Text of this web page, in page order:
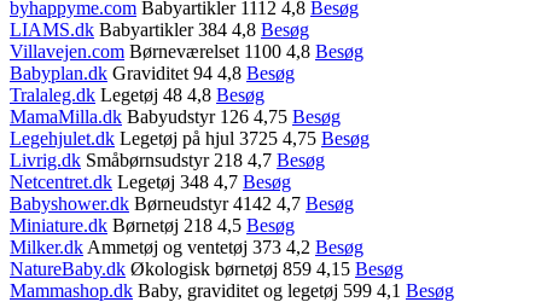
byhappyme.com Babyartikler 1112 4,8 Besøg
LIAMS.dk Babyartikler 384 4,8 Besøg
Villavejen.com Børneværelset 1100 4,8 Besøg
Babyplan.dk Graviditet 94 4,8 Besøg
Tralaleg.dk Legetøj 48 4,8 Besøg
MamaMilla.dk Babyudstyr 126 4,75 Besøg
Legehjulet.dk Legetøj på hjul 3725 4,75 Besøg
Livrig.dk Småbørnsudstyr 218 4,7 Besøg
Netcentret.dk Legetøj 348 4,7 Besøg
Babyshower.dk Børneudstyr 4142 4,7 Besøg
Miniature.dk Børnetøj 218 4,5 Besøg
Milker.dk Ammetøj og ventetøj 373 4,2 Besøg
NatureBaby.dk Økologisk børnetøj 859 4,15 Besøg
Mammashop.dk Baby, graviditet og legetøj 599 4,1 Besøg